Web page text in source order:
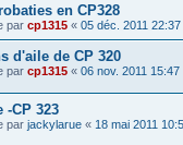
en CP328
par cp1315 « 05 déc. 2011 22:37
d'aile de CP 320
par cp1315 « 06 nov. 2011 15:47
-CP 323
par jackylarue « 18 mai 2011